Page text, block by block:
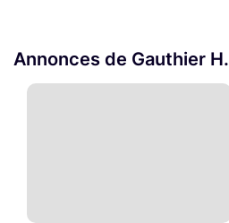
Annonces de Gauthier H.